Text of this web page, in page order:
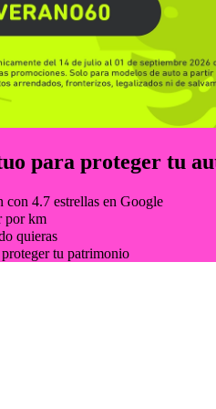
para proteger tu
4.7 estrellas en Google
por km
quieras
tu patrimonio